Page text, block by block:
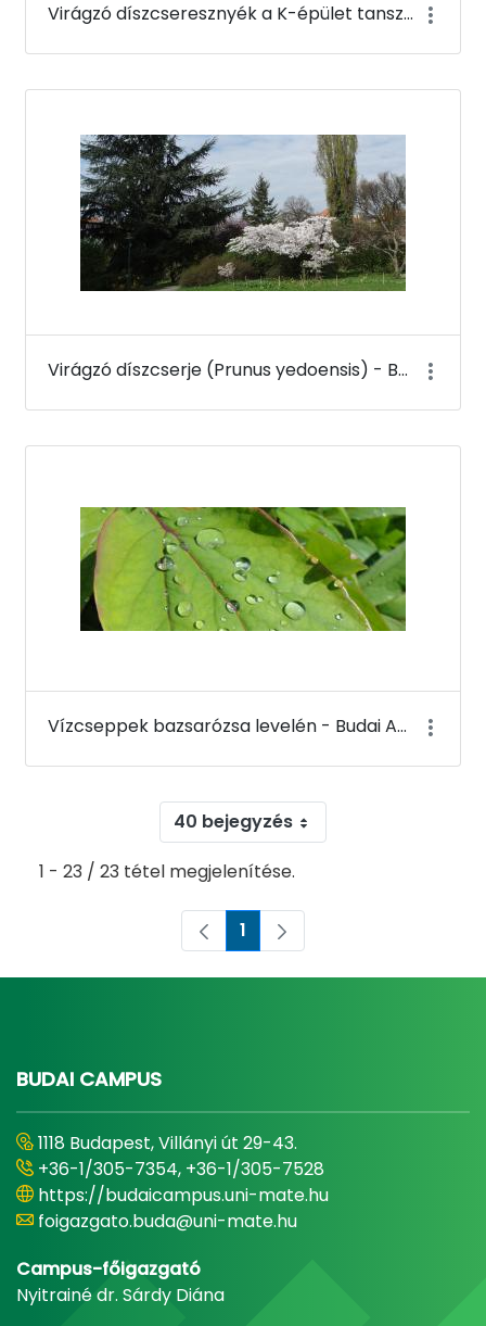
Virágzó díszcseresznyék a K-épület tanszéki szárnya mellett - Budai Arborétum
Virágzó díszcserje (Prunus yedoensis) - Budai Arborétum
Vízcseppek bazsarózsa levelén - Budai Arborétum
40 bejegyzés
1 - 23 / 23 tétel megjelenítése.
Oldal
1
BUDAI CAMPUS
1118 Budapest, Villányi út 29-43.
+36-1/305-7354, +36-1/305-7528
https://budaicampus.uni-mate.hu
foigazgato.buda@uni-mate.hu
Campus-főigazgató
Nyitrainé dr. Sárdy Diána